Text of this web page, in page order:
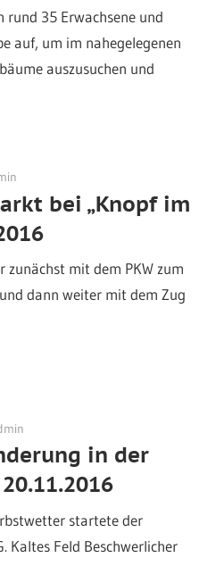
rund 35 Erwachsene und
auf, um im nahegelegenen
auszusuchen und
bei „Knopf im
mit dem PKW zum
dann weiter mit dem Zug
in der
startete der
Kaltes Feld Beschwerlicher